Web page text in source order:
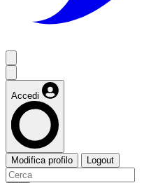
Accedi
Modifica profilo Logout